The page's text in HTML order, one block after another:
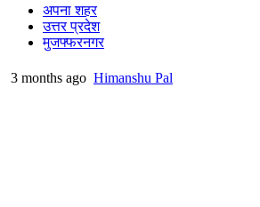
अपना शहर
उत्तर प्रदेश
मुजफ्फरनगर
3 months ago Himanshu Pal